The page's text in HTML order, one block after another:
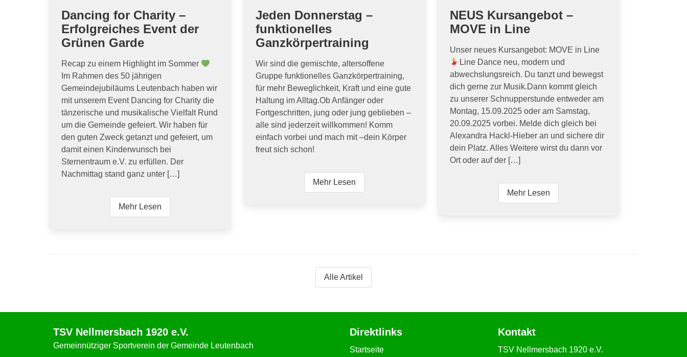
Dancing for Charity –
Erfolgreiches Event der
Grünen Garde
Recap zu einem Highlight im Sommer
Im Rahmen des 50 jährigen
Gemeindejubiläums Leutenbach haben wir
mit unserem Event Dancing for Charity die
tänzerische und musikalische Vielfalt Rund
um die Gemeinde gefeiert. Wir haben für
den guten Zweck getanzt und gefeiert, um
damit einen Kinderwunsch bei
Sternentraum e.V. zu erfüllen. Der
Nachmittag stand ganz unter […]
Mehr Lesen
Jeden Donnerstag –
funktionelles
Ganzkörpertraining
Wir sind die gemischte, altersoffene
Gruppe funktionelles Ganzkörpertraining,
für mehr Beweglichkeit, Kraft und eine gute
Haltung im Alltag.Ob Anfänger oder
Fortgeschritten, jung oder jung geblieben –
alle sind jederzeit willkommen! Komm
einfach vorbei und mach mit –dein Körper
freut sich schon!
Mehr Lesen
NEUS Kursangebot –
MOVE in Line
Unser neues Kursangebot: MOVE in Line
Line Dance neu, modern und
abwechslungsreich. Du tanzt und bewegst
dich gerne zur Musik.Dann kommt gleich
zu unserer Schnupperstunde entweder am
Montag, 15.09.2025 oder am Samstag,
20.09.2025 vorbei. Melde dich gleich bei
Alexandra Hackl-Hieber an und sichere dir
dein Platz. Alles Weitere wirst du dann vor
Ort oder auf der […]
Mehr Lesen
Alle Artikel
TSV Nellmersbach 1920 e.V.
Gemeinnütziger Sportverein der Gemeinde Leutenbach
Direktlinks
Startseite
Kontakt
TSV Nellmersbach 1920 e.V.